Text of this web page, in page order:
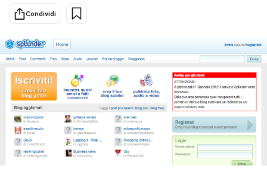
Scienza
Economia
PODCAST
NEWSLETTER
Condividi